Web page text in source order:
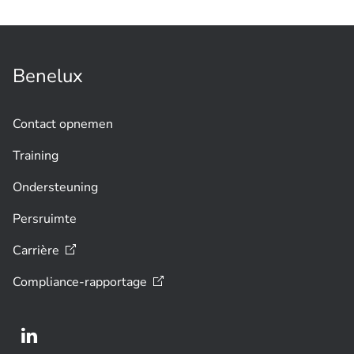
Benelux
Contact opnemen
Training
Ondersteuning
Persruimte
Carrière
Compliance-rapportage